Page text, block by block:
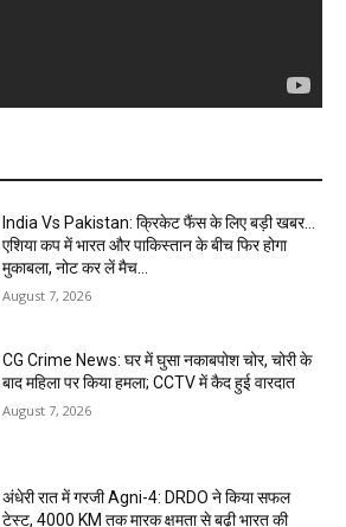
India Vs Pakistan: क्रिकेट फैंस के लिए बड़ी खबर…
एशिया कप में भारत और पाकिस्तान के बीच फिर होगा
मुकाबला, नोट कर लें मैच...
August 7, 2026
CG Crime News: घर में घुसा नकाबपोश चोर, चोरी के
बाद महिला पर किया हमला; CCTV में कैद हुई वारदात
August 7, 2026
अंधेरी रात में गरजी Agni-4: DRDO ने किया सफल
टेस्ट, 4000 KM तक मारक क्षमता से बढ़ी भारत की